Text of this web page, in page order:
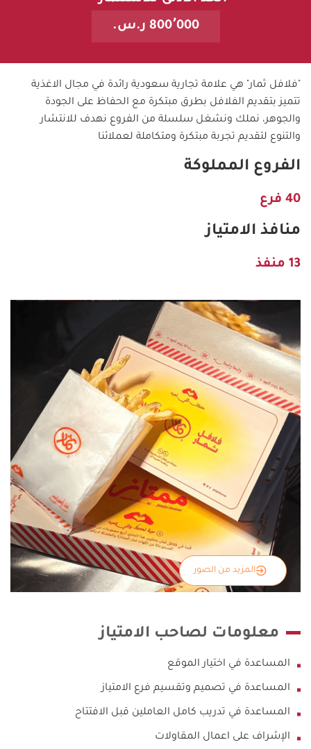
800٬000 ر.س.
"فلافل ثمار" هي علامة تجارية سعودية رائدة في مجال الاغذية
تتميز بتقديم الفلافل بطرق مبتكرة مع الحفاظ على الجودة
والجوهر، نملك ونشغل سلسلة من الفروع نهدف للانتشار
والتنوع لتقديم تجربة مبتكرة ومتكاملة لعملائنا
الفروع المملوكة
40 فرع
منافذ الامتياز
13 منفذ
المزيد من الصور
معلومات لصاحب الامتياز
المساعدة في اختيار الموقع
المساعدة في تصميم وتقسيم فرع الامتياز
المساعدة في تدريب كامل العاملين قبل الافتتاح
الإشراف على اعمال المقاولات